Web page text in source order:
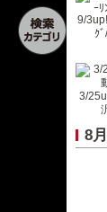
9/
ｸﾞ
3/
8